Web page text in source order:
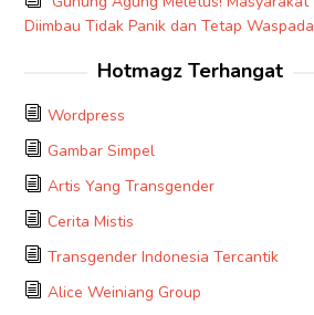
Diimbau Tidak Panik dan Tetap Waspada
Hotmagz Terhangat
Wordpress
Gambar Simpel
Artis Yang Transgender
Cerita Mistis
Transgender Indonesia Tercantik
Alice Weiniang Group